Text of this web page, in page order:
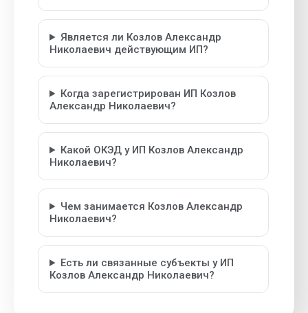
Является ли Козлов Александр
Николаевич действующим ИП?
Когда зарегистрирован ИП Козлов
Александр Николаевич?
Какой ОКЭД у ИП Козлов Александр
Николаевич?
Чем занимается Козлов Александр
Николаевич?
Есть ли связанные субъекты у ИП
Козлов Александр Николаевич?